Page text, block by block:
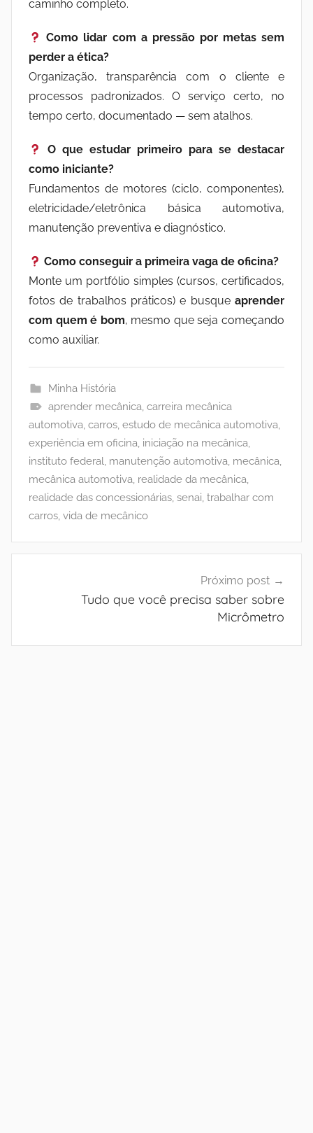
caminho completo.
Como lidar com a pressão por metas sem
perder a ética?
Organização, transparência com o cliente e
processos padronizados. O serviço certo, no
tempo certo, documentado — sem atalhos.
O que estudar primeiro para se destacar
como iniciante?
Fundamentos de motores (ciclo, componentes),
eletricidade/eletrônica básica automotiva,
manutenção preventiva e diagnóstico.
Como conseguir a primeira vaga de oficina?
Monte um portfólio simples (cursos, certificados,
fotos de trabalhos práticos) e busque aprender
com quem é bom, mesmo que seja começando
como auxiliar.
Minha História
aprender mecânica, carreira mecânica
automotiva, carros, estudo de mecânica automotiva,
experiência em oficina, iniciação na mecânica,
instituto federal, manutenção automotiva, mecânica,
mecânica automotiva, realidade da mecânica,
realidade das concessionárias, senai, trabalhar com
carros, vida de mecânico
Próximo post
Tudo que você precisa saber sobre
Micrômetro